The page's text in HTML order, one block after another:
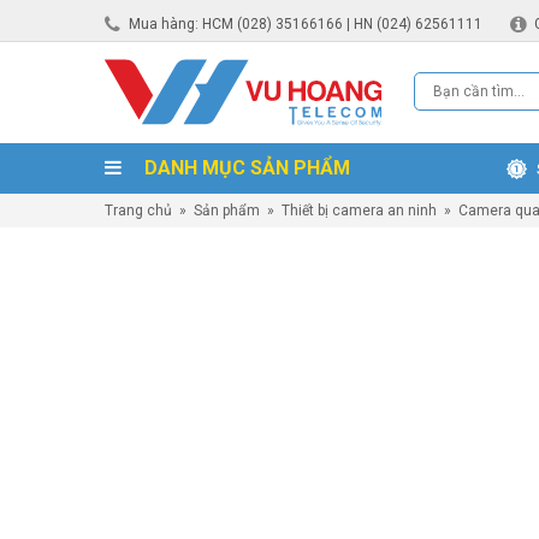
Mua hàng: HCM (028) 35166166 | HN (024) 62561111
DANH MỤC SẢN PHẨM
Trang chủ » Sản phẩm » Thiết bị camera an ninh » Camera